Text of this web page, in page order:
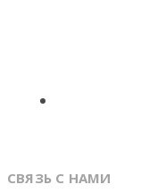
СВЯЗЬ С НАМИ